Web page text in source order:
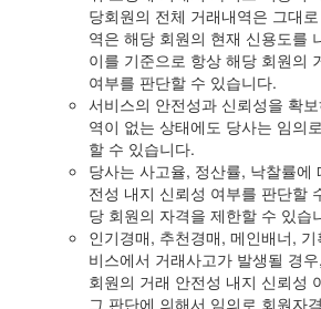
당회원의 전체 거래내역은 그대
역은 해당 회원의 현재 신용도를
이를 기준으로 항상 해당 회원의
여부를 판단할 수 있습니다.
서비스의 안전성과 신뢰성을 확
역이 없는 상태에도 당사는 임의
할 수 있습니다.
당사는 사고율, 정산률, 낙찰률에
전성 내지 신뢰성 여부를 판단할
당 회원의 자격을 제한할 수 있습
인기경매, 추천경매, 메인배너,
비스에서 거래사고가 발생될 경
회원의 거래 안전성 내지 신뢰성
그 판단에 의해서 임의로 회원자